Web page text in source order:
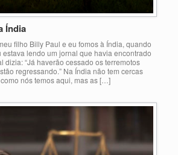
Índia
filho Billy Paul e eu fomos à Índia, quando
lendo um jornal que havia encontrado
dizia: “Já haverão cessado os terremotos
regressando.” Na Índia não tem cercas
nós temos aqui, mas as […]